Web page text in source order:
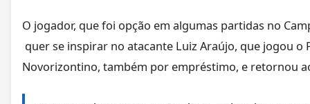
O jogador, que foi opção em algumas partidas no
quer se inspirar no atacante Luiz Araújo, que jogou o
Novorizontino, também por empréstimo, e retornou